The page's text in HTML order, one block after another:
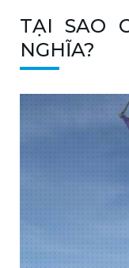
TẠI SAO
NGHĨA?